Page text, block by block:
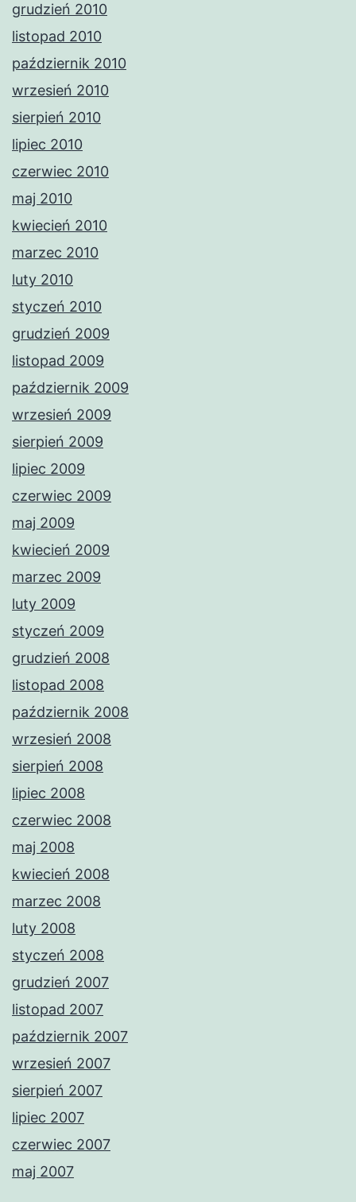
grudzień 2010
listopad 2010
październik 2010
wrzesień 2010
sierpień 2010
lipiec 2010
czerwiec 2010
maj 2010
kwiecień 2010
marzec 2010
luty 2010
styczeń 2010
grudzień 2009
listopad 2009
październik 2009
wrzesień 2009
sierpień 2009
lipiec 2009
czerwiec 2009
maj 2009
kwiecień 2009
marzec 2009
luty 2009
styczeń 2009
grudzień 2008
listopad 2008
październik 2008
wrzesień 2008
sierpień 2008
lipiec 2008
czerwiec 2008
maj 2008
kwiecień 2008
marzec 2008
luty 2008
styczeń 2008
grudzień 2007
listopad 2007
październik 2007
wrzesień 2007
sierpień 2007
lipiec 2007
czerwiec 2007
maj 2007